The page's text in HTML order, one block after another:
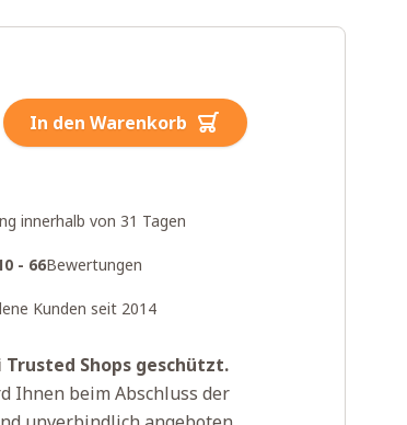
In den Warenkorb
innerhalb von 31 Tagen
- 66Bewertungen
Kunden seit 2014
Shops geschützt.
Ihnen beim Abschluss der